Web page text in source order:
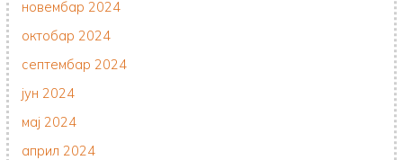
новембар 2024
октобар 2024
септембар 2024
јун 2024
мај 2024
април 2024